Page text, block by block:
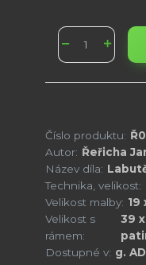
Číslo produktu:
Autor: Řeřicha
Název díla:
Technika, velikost:
Velikost malby: 19
Velikost s
rámem:
39
Dostupné v: g.